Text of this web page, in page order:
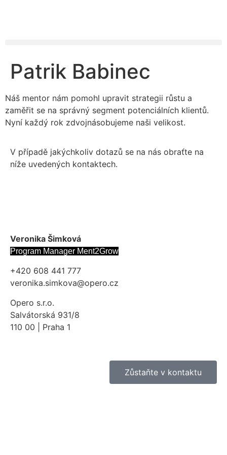
Patrik Babinec
Náš mentor nám pomohl upravit strategii růstu a
zaměřit se na správný segment potenciálních klientů.
Nyní každý rok zdvojnásobujeme naši velikost.
V případě jakýchkoliv dotazů se na nás obraťte na
níže uvedených kontaktech.
Veronika Šimková
Program Manager Ment2Grow
+420 608 441 777
veronika.simkova@opero.cz
Opero s.r.o.
Salvátorská 931/8
110 00 | Praha 1
Zůstaňte v kontaktu